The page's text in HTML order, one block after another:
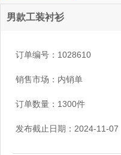
男款工装衬衫
订单编号：1028610
销售市场：内销单
订单数量：1300件
发布截止日期：2024-11-07